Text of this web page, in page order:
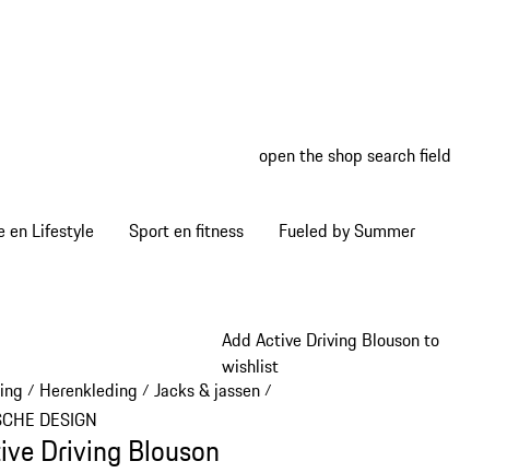
open the shop search field
en Lifestyle Sport en fitness Fueled by Summer
Add Active Driving Blouson to
wishlist
/ Herenkleding / Jacks & jassen/
DESIGN
Driving Blouson